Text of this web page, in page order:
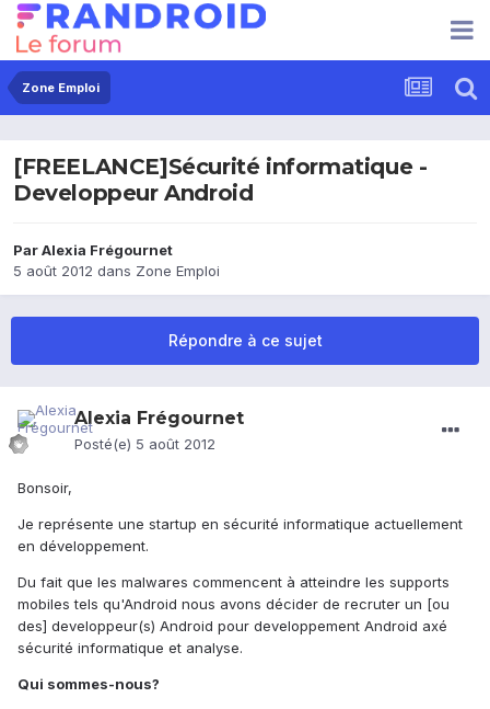
Zone Emploi
[FREELANCE]Sécurité informatique -
Developpeur Android
ParAlexia Frégournet
5 août 2012 dans Zone Emploi
Répondre à ce sujet
Alexia Frégournet
Posté(e) 5 août 2012
Bonsoir,
Je représente une startup en sécurité informatique actuellement
en développement.
Du fait que les malwares commencent à atteindre les supports
mobiles tels qu'Android nous avons décider de recruter un [ou
des] developpeur(s) Android pour developpement Android axé
sécurité informatique et analyse.
Qui sommes-nous?